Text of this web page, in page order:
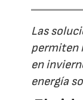
Las
permiten
en
energía